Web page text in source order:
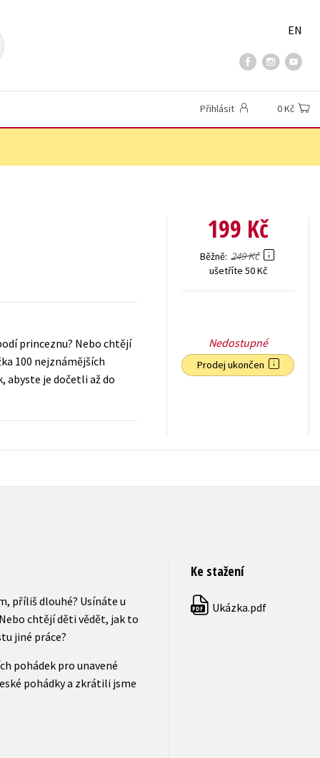
EN
Přihlásit 0 Kč
princeznu? Nebo chtějí
100 nejznámějších
abyste je dočetli až do
199 Kč
Běžně 249 Kč
ušetříte 50 Kč
Nedostupné
Prodej ukončen
příliš dlouhé? Usínáte u
chtějí děti vědět, jak to
jiné práce?
pohádek pro unavené
pohádky a zkrátili jsme
Ke stažení
PDF Ukázka.pdf